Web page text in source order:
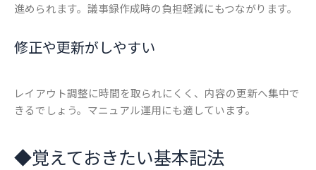
進められます。議事録作成時の負担軽減にもつながります。
修正や更新がしやすい
レイアウト調整に時間を取られにくく、内容の更新へ集中で
きるでしょう。マニュアル運用にも適しています。
◆覚えておきたい基本記法